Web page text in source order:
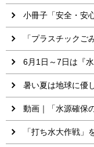
小冊子「安全・安
「プラスチックご
6月1日～7日は『水
暑い夏は地球に優
動画｜「水源確保
「打ち水大作戦」